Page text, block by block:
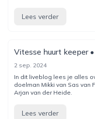
Lees verder
Vitesse huurt keeper
2 sep. 2024
In dit liveblog lees je alles
doelman Mikki van Sas van
Arjan van der Heide.
Lees verder